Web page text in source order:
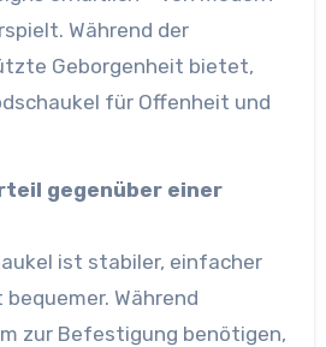
Während der
Geborgenheit bietet,
für Offenheit und
gegenüber einer
ist stabiler, einfacher
Während
zur Befestigung benötigen,